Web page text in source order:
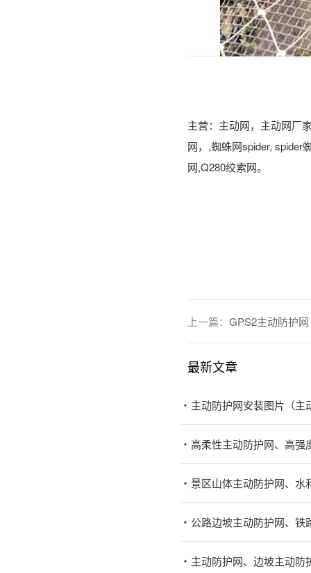
主营：主动网，主动网厂
网，,蜘蛛网spider, spider
网,Q280绞索网。
上一篇： GPS2主动防护
最新文章
主动防护网安装图片（主
高柔性主动防护网、高强
景区山体主动防护网、水
公路边坡主动防护网、铁
主动防护网、边坡主动防